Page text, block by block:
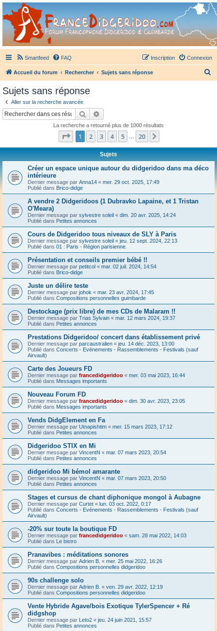
France Didgeridoo
Didgeridoo et Guimbarde sur France Didgeridoo - retrouvez la communauté.
Smartfeed FAQ Connexion
Inscription
Accueil du forum Rechercher Sujets sans réponse
Sujets sans réponse
Aller sur la recherche avancée
Rechercher
La recherche a retourné plus de 1000 résultats
Page 1sur20
1 2 3 4 5 20
Sujets
Créer un espace unique autour du didgeridoo dans ma déco
intérieure
Dernier message par Anna14 « mer. 29 oct. 2025, 17:49
Publié dans Brico-didge
A vendre 2 Didgeridoos (1 Dubravko Lapaine, et 1 Tristan
O'Meara)
Dernier message par sylvestre soleil « dim. 20 avr. 2025, 14:24
Publié dans Petites annonces
Cours de Didgeridoo tous niveaux de SLY à Paris
Dernier message par sylvestre soleil « jeu. 12 sept. 2024, 22:13
Publié dans 01 : Paris - Région parisienne.
Présentation et conseils premier bébé !!
Dernier message par petitcol « mar. 02 juil. 2024, 14:54
Publié dans Brico-didge
Juste un délire teste
Dernier message par johok « mar. 23 avr. 2024, 17:45
Publié dans Compositions personnelles guimbarde
Destockage (prix libre) de mes CDs de Malaram !!
Dernier message par Trias Sylvain « mar. 12 mars 2024, 19:37
Publié dans Petites annonces
Prestations Didgeridoo/ concert dans établissement privé
Dernier message par parcaustralien « jeu. 14 déc. 2023, 13:00
Publié dans Concerts - Evénements - Rassemblements - Festivals (sauf
Airvault)
Carte des Joueurs FD
Dernier message par francedidgeridoo « mer. 03 mai 2023, 16:44
Publié dans Messages importants
Nouveau Forum FD
Dernier message par francedidgeridoo « dim. 30 avr. 2023, 23:05
Publié dans Messages importants
Vends DidgElement en Fa
Dernier message par Utnapishtim « mer. 15 mars 2023, 17:12
Publié dans Petites annonces
Didgeridoo STIX en Mi
Dernier message par VincentN « mar. 07 mars 2023, 20:54
Publié dans Petites annonces
didgeridoo Mi bémol amarante
Dernier message par VincentN « mar. 07 mars 2023, 20:50
Publié dans Petites annonces
Stages et cursus de chant diphonique mongol à Aubagne
Dernier message par Curtet « lun. 03 oct. 2022, 0:17
Publié dans Concerts - Evénements - Rassemblements - Festivals (sauf
Airvault)
-20% sur toute la boutique FD
Dernier message par francedidgeridoo « sam. 28 mai 2022, 14:03
Publié dans Le bistro
Pranavibes : méditations sonores
Dernier message par Adrien B. « mer. 25 mai 2022, 16:26
Publié dans Compositions personnelles didgeridoo
90s challenge solo
Dernier message par Adrien B. « ven. 29 avr. 2022, 12:19
Publié dans Compositions personnelles didgeridoo
Vente Hybride Agave/bois Exotique TylerSpencer + Ré
didgshop
Dernier message par Leto2 « jeu. 24 juin 2021, 15:57
Publié dans Petites annonces